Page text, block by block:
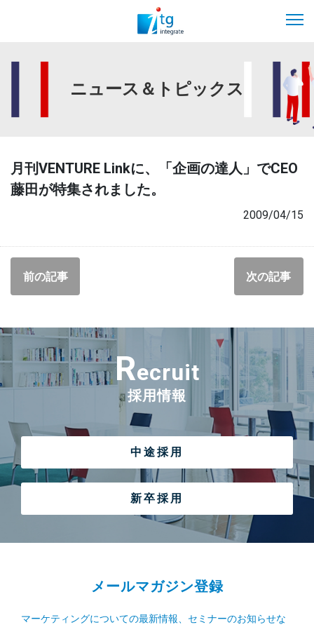
ニュース＆トピックス
月刊VENTURE Linkに、「企画の達人」でCEO
藤田が特集されました。
2009/04/15
前の記事 次の記事
Recruit
採用情報
中途採用
新卒採用
メールマガジン登録
マーケティングについての最新情報、セミナーのお知らせな